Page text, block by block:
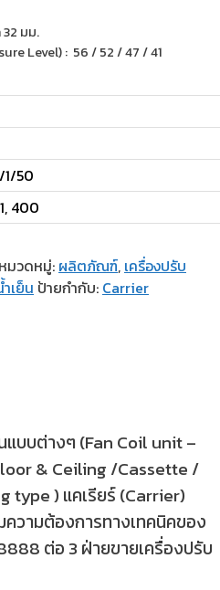
32 มม.
Level) : 56 / 52 / 47 / 41
50
1, 400
หมวดหมู่: ผลิตภัณฑ์, เครื่องปรับ
เย็น ป้ายกำกับ: Carrier
บบต่างๆ (Fan Coil unit –
& Ceiling /Cassette /
) แคเรียร์ (Carrier)
ามต้องการทางเทคนิคของ
ต่อ 3 ฝ่ายขายเครื่องปรับ